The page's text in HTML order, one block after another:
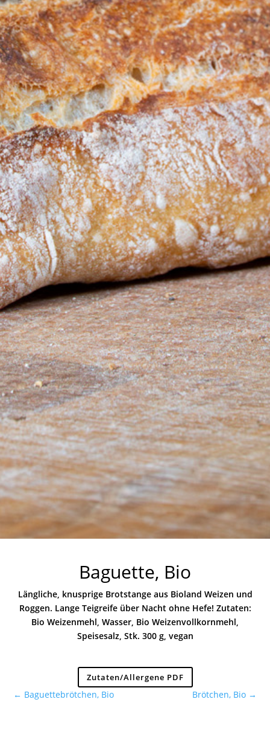
Baguette, Bio
Längliche, knusprige Brotstange aus Bioland Weizen und
Roggen. Lange Teigreife über Nacht ohne Hefe! Zutaten:
Bio Weizenmehl, Wasser, Bio Weizenvollkornmehl,
Speisesalz, Stk. 300 g, vegan
Zutaten/Allergene PDF
← Baguettebrötchen, Bio Brötchen, Bio→